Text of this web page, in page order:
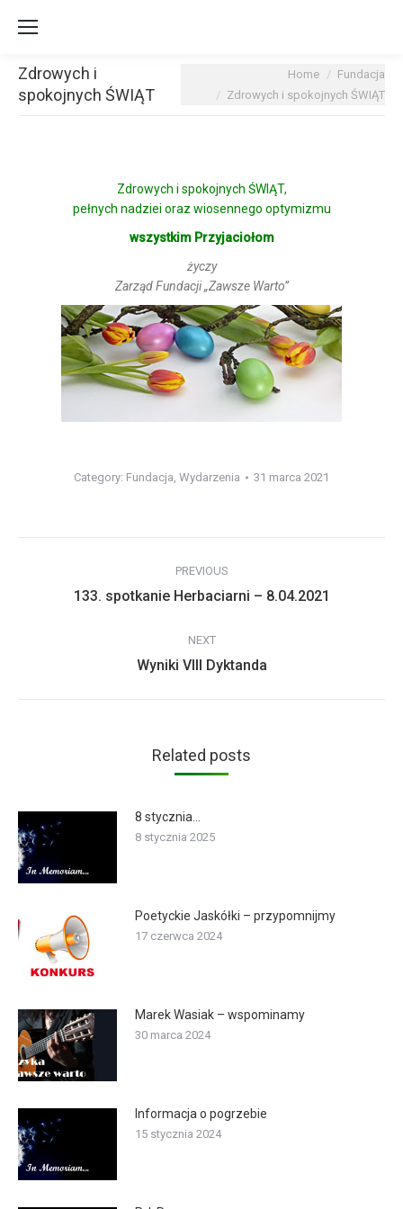
Zdrowych i
spokojnych ŚWIĄT
Home
Fundacja
Zdrowych i spokojnych ŚWIĄT
Zdrowych i spokojnych ŚWIĄT,
pełnych nadziei oraz wiosennego optymizmu
wszystkim Przyjaciołom
życzy
Zarząd Fundacji „Zawsze Warto”
Category: Fundacja, Wydarzenia 31 marca 2021
navigation
PREVIOUS
Previous
133. spotkanie Herbaciarni – 8.04.2021
NEXT
Next
Wyniki VIII Dyktanda
Related posts
8 stycznia…
8 stycznia 2025
Poetyckie Jaskółki – przypomnijmy
17 czerwca 2024
Marek Wasiak – wspominamy
30 marca 2024
Informacja o pogrzebie
15 stycznia 2024